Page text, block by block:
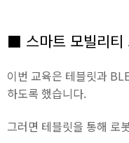
■ 스마트 모빌리티
이번 교육은 테블릿과
하도록 했습니다.
그러면 테블릿을 통해 로